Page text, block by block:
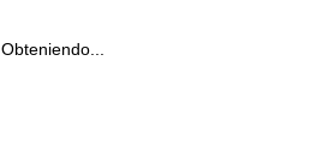
Obteniendo...